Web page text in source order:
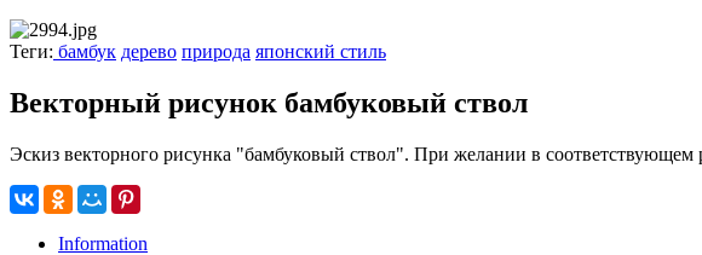
Теги: бамбук дерево природа японский стиль
Векторный рисунок бамбуковый ствол
Эскиз векторного рисунка "бамбуковый ствол". При желании в соответствующем
Information